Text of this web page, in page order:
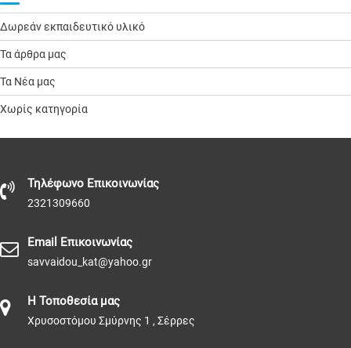
Δωρεάν εκπαιδευτικό υλικό
Τα άρθρα μας
Τα Νέα μας
Χωρίς κατηγορία
Τηλέφωνo Επικοινωνίας
2321309660
Email Επικοινωνίας
savvaidou_kat@yahoo.gr
Η Τοποθεσία μας
Χρυσοστόμου Σμύρνης 1 , Σέρρες